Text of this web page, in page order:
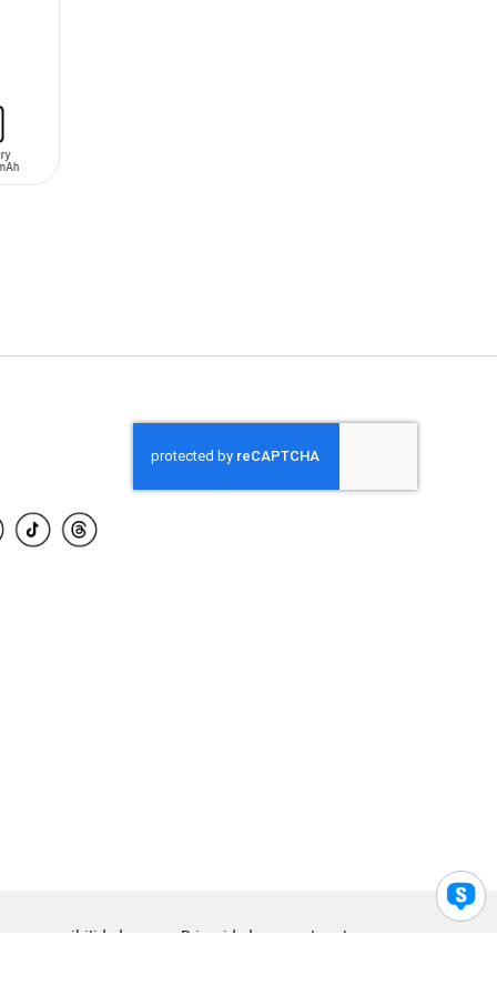
accesibilidad Privacidad Legal